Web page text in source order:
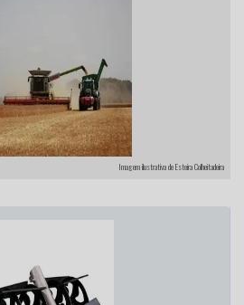
Imagem ilustrativa de Esteira Colheitadeira